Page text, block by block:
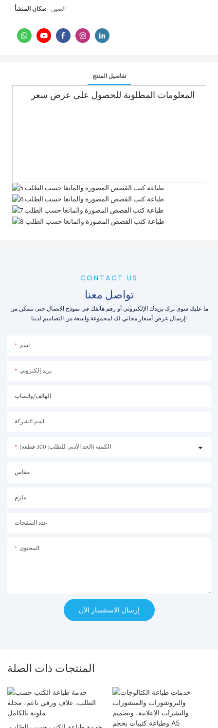
مكان المنشأ: الصين
تفاصيل المنتج
المعلومات المطلوبة للحصول على عرض سعر
CONTACT US
تواصل معنا
ما عليك سوى ترك بريدك الإلكتروني أو رقم هاتفك في نموذج الاتصال حتى نتمكن من
إرسال عرض أسعار مجاني لك لمجموعة واسعة من التصاميم لدينا!
اسم
بريد إلكتروني
الهاتف/واتساب
اسم الشركة
الكمية (الحد الأدنى للطلب: 300 قطعة)
مقاس
ملزم
عدد الصفحات
المحتوى
إرسال الاستفسار الآن
المنتجات ذات الصلة